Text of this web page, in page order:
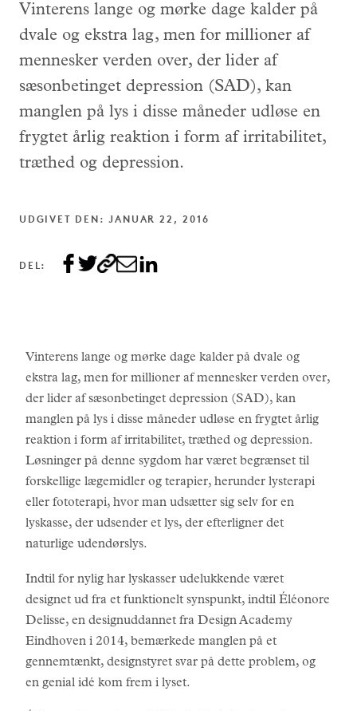
Vinterens lange og mørke dage kalder på
dvale og ekstra lag, men for millioner af
mennesker verden over, der lider af
sæsonbetinget depression (SAD), kan
manglen på lys i disse måneder udløse en
frygtet årlig reaktion i form af irritabilitet,
træthed og depression.
UDGIVET DEN: JANUAR 22, 2016
DEL:
Vinterens lange og mørke dage kalder på dvale og
ekstra lag, men for millioner af mennesker verden over,
der lider af sæsonbetinget depression (SAD), kan
manglen på lys i disse måneder udløse en frygtet årlig
reaktion i form af irritabilitet, træthed og depression.
Løsninger på denne sygdom har været begrænset til
forskellige lægemidler og terapier, herunder lysterapi
eller fototerapi, hvor man udsætter sig selv for en
lyskasse, der udsender et lys, der efterligner det
naturlige udendørslys.
Indtil for nylig har lyskasser udelukkende været
designet ud fra et funktionelt synspunkt, indtil Éléonore
Delisse, en designuddannet fra Design Academy
Eindhoven i 2014, bemærkede manglen på et
gennemtænkt, designstyret svar på dette problem, og
en genial idé kom frem i lyset.